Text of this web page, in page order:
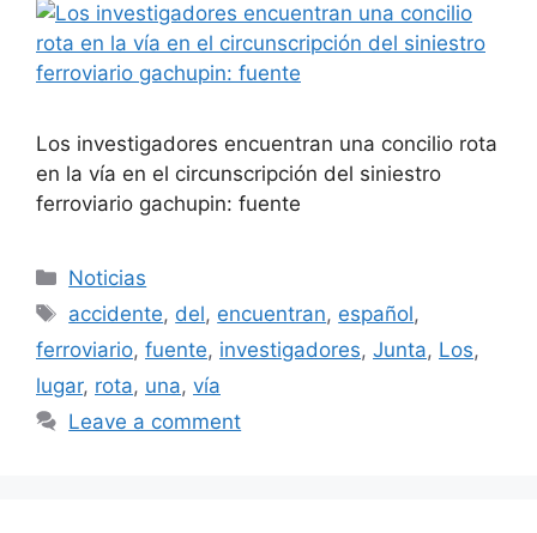
Los investigadores encuentran una concilio rota
en la vía en el circunscripción del siniestro
ferroviario gachupin: fuente
Categories
Noticias
Tags
accidente, del, encuentran, español,
ferroviario, fuente, investigadores, Junta, Los,
lugar, rota, una, vía
Leave a comment